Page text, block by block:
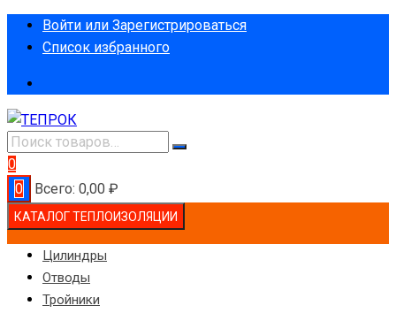
ПерейтиВойти или Зарегистрироваться
Список избранного
0
0
Всего: 0,00 ₽
КАТАЛОГ ТЕПЛОИЗОЛЯЦИИ
Цилиндры
Отводы
Тройники